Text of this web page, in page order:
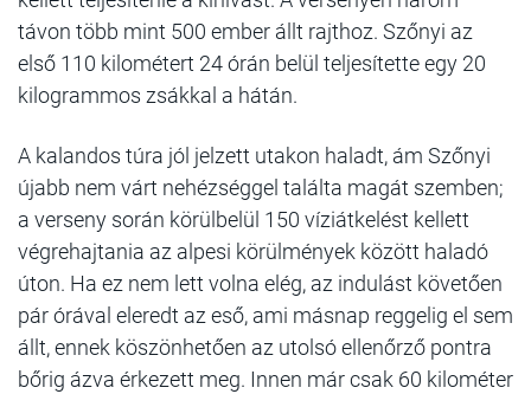
távon több mint 500 ember állt rajthoz. Szőnyi az
első 110 kilométert 24 órán belül teljesítette egy 20
kilogrammos zsákkal a hátán.
A kalandos túra jól jelzett utakon haladt, ám Szőnyi
újabb nem várt nehézséggel találta magát szemben;
a verseny során körülbelül 150 víziátkelést kellett
végrehajtania az alpesi körülmények között haladó
úton. Ha ez nem lett volna elég, az indulást követően
pár órával eleredt az eső, ami másnap reggelig el sem
állt, ennek köszönhetően az utolsó ellenőrző pontra
bőrig ázva érkezett meg. Innen már csak 60 kilométer